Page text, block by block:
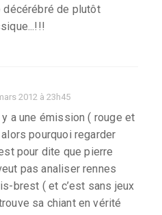
décérébré de plutôt
2012 à 23h45
a une émission ( rouge et
pourquoi regarder
pour dite que pierre
pas analiser rennes
brest ( et c’est sans jeux
sa chiant en vérité